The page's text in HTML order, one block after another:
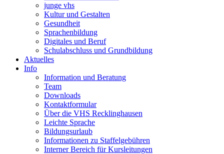
junge vhs
Kultur und Gestalten
Gesundheit
Sprachenbildung
Digitales und Beruf
Schulabschluss und Grundbildung
Aktuelles
Info
Information und Beratung
Team
Downloads
Kontaktformular
Über die VHS Recklinghausen
Leichte Sprache
Bildungsurlaub
Informationen zu Staffelgebühren
Interner Bereich für Kursleitungen